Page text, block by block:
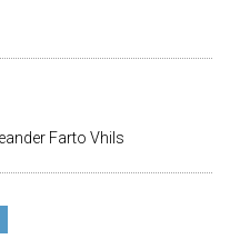
Farto Vhils